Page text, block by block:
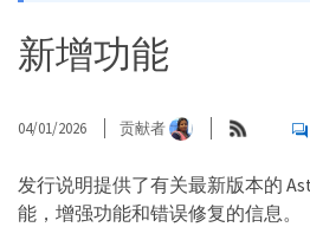
新增功能
04/01/2026 贡献者
发行说明提供了有关最新版本的
能，增强功能和错误修复的信息。